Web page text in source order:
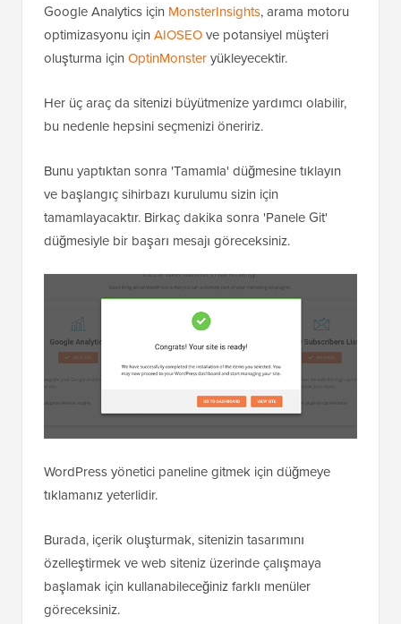
Google Analytics için MonsterInsights, arama motoru
optimizasyonu için AIOSEOve potansiyel müşteri
oluşturma için OptinMonsteryükleyecektir.
Her üç araç da sitenizi büyütmenize yardımcı olabilir,
bu nedenle hepsini seçmenizi öneririz.
Bunu yaptıktan sonra 'Tamamla' düğmesine tıklayın
ve başlangıç sihirbazı kurulumu sizin için
tamamlayacaktır. Birkaç dakika sonra 'Panele Git'
düğmesiyle bir başarı mesajı göreceksiniz.
WordPress yönetici paneline gitmek için düğmeye
tıklamanız yeterlidir.
Burada, içerik oluşturmak, sitenizin tasarımını
özelleştirmek ve web siteniz üzerinde çalışmaya
başlamak için kullanabileceğiniz farklı menüler
göreceksiniz.